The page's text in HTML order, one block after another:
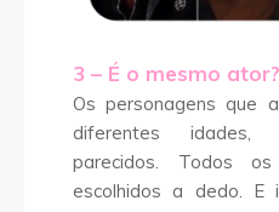
3 – É o mesmo ator?
Os personagens que
diferentes idades,
parecidos. Todos
escolhidos a dedo.